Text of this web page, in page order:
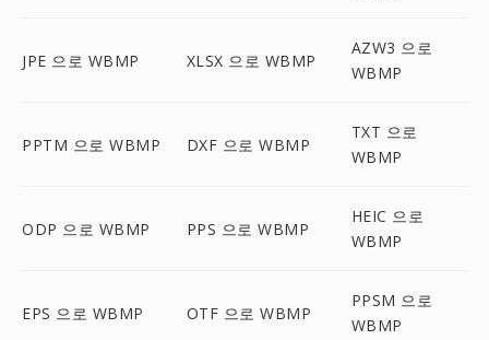
JPE 으로 WBMP XLSX 으로 WBMP
AZW3 으로
WBMP
PPTM 으로 WBMP DXF 으로 WBMP
TXT 으로
WBMP
ODP 으로 WBMP PPS 으로 WBMP
HEIC 으로
WBMP
EPS 으로 WBMP OTF 으로 WBMP
PPSM 으로
WBMP